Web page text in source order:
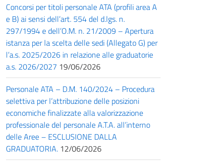
Concorsi per titoli personale ATA (profili area A
e B) ai sensi dell’art. 554 del d.lgs. n.
297/1994 e dell’O.M. n. 21/2009 – Apertura
istanza per la scelta delle sedi (Allegato G) per
l’a.s. 2025/2026 in relazione alle graduatorie
a.s. 2026/2027 19/06/2026
Personale ATA – D.M. 140/2024 – Procedura
selettiva per l’attribuzione delle posizioni
economiche finalizzate alla valorizzazione
professionale del personale A.T.A. all’interno
delle Aree – ESCLUSIONE DALLA
GRADUATORIA. 12/06/2026